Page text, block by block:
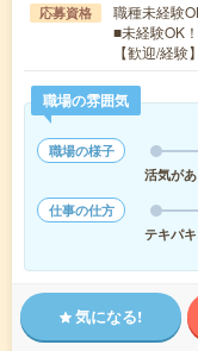
応募資格
職種未経験
■未経験OK
【歓迎/経
職場の雰囲気
職場の様子
活気が
仕事の仕方
テキパキ
気になる!